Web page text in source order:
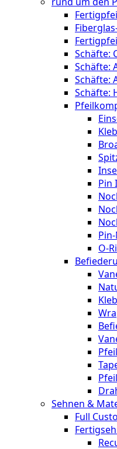
Schäfte:
Schäfte:
Schäfte:
Schäfte:
Pin
O-
Sehnen &
Full